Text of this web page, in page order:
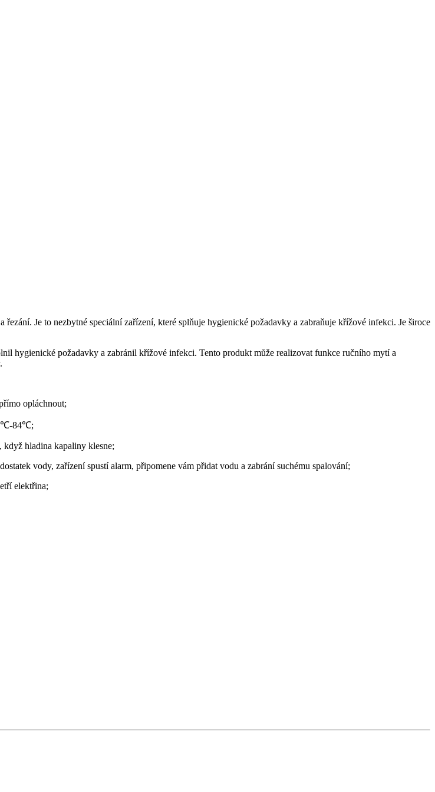
Je to nezbytné speciální zařízení, které splňuje hygienické požadavky a zabraňuje křížové infekci. Je široce
hygienické požadavky a zabránil křížové infekci. Tento produkt může realizovat funkce ručního mytí a
opláchnout;
84℃;
hladina kapaliny klesne;
vody, zařízení spustí alarm, připomene vám přidat vodu a zabrání suchému spalování;
elektřina;